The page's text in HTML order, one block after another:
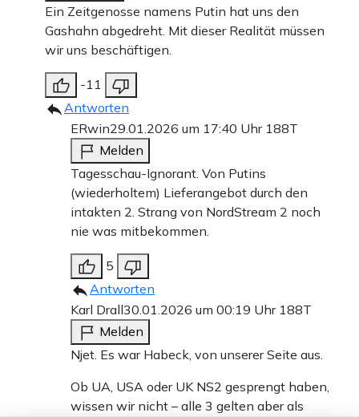
Ein Zeitgenosse namens Putin hat uns den
Gashahn abgedreht. Mit dieser Realität müssen
wir uns beschäftigen.
-11
Antworten
ERwin29.01.2026 um 17:40 Uhr 188T
Melden
Tagesschau-Ignorant. Von Putins
(wiederholtem) Lieferangebot durch den
intakten 2. Strang von NordStream 2 noch
nie was mitbekommen.
5
Antworten
Karl Drall30.01.2026 um 00:19 Uhr 188T
Melden
Njet. Es war Habeck, von unserer Seite aus.
Ob UA, USA oder UK NS2 gesprengt haben,
wissen wir nicht – alle 3 gelten aber als